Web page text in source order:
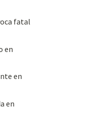
fatal
en
en
en